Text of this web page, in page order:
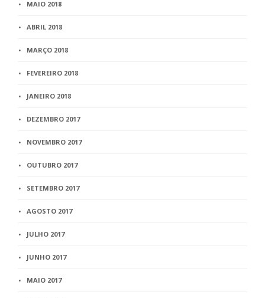
MAIO 2018
ABRIL 2018
MARÇO 2018
FEVEREIRO 2018
JANEIRO 2018
DEZEMBRO 2017
NOVEMBRO 2017
OUTUBRO 2017
SETEMBRO 2017
AGOSTO 2017
JULHO 2017
JUNHO 2017
MAIO 2017